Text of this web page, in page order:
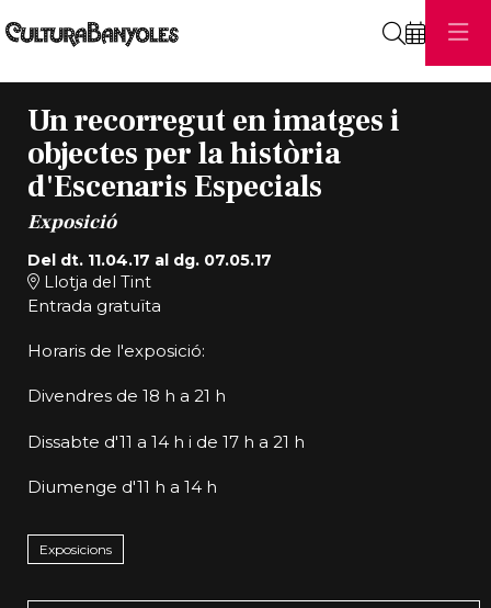
Un recorregut en imatges i
objectes per la història
d'Escenaris Especials
Exposició
Del dt. 11.04.17 al dg. 07.05.17
Llotja del Tint
Entrada gratuïta
Horaris de l'exposició:
Divendres de 18 h a 21 h
Dissabte d'11 a 14 h i de 17 h a 21 h
Diumenge d'11 h a 14 h
Exposicions